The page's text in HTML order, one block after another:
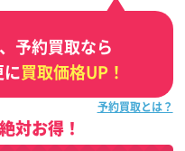
予約買取なら
買取価格UP！
予約買取とは？
対お得！